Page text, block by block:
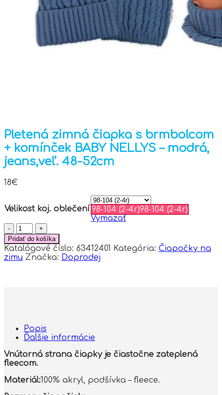
Pletená zimná čiapka s brmbolcom
+ komínček BABY NELLYS – modrá,
jeans,veľ. 48-52cm
18€
Velikost koj. oblečení 98-104 (2-4r)98-104 (2-4r)
Vymazať
množstvo
Pletená
zimná
čiapka
s
modrá,
jeans,veľ.
48-
52cm
Pridať do košíka
Katalógové číslo: 63412401 Kategória: Čiapočky na
zimu Značka: Doprodej
Popis
Ďalšie informácie
Vnútorná strana čiapky je čiastočne zateplená
fleecom.
Materiál:100% akryl, podšívka – fleece.